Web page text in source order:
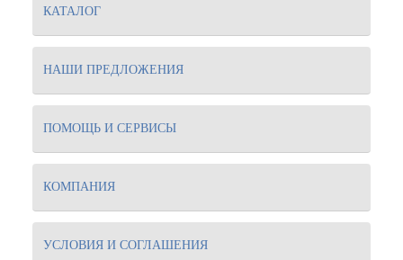
КАТАЛОГ
НАШИ ПРЕДЛОЖЕНИЯ
ПОМОЩЬ И СЕРВИСЫ
КОМПАНИЯ
УСЛОВИЯ И СОГЛАШЕНИЯ